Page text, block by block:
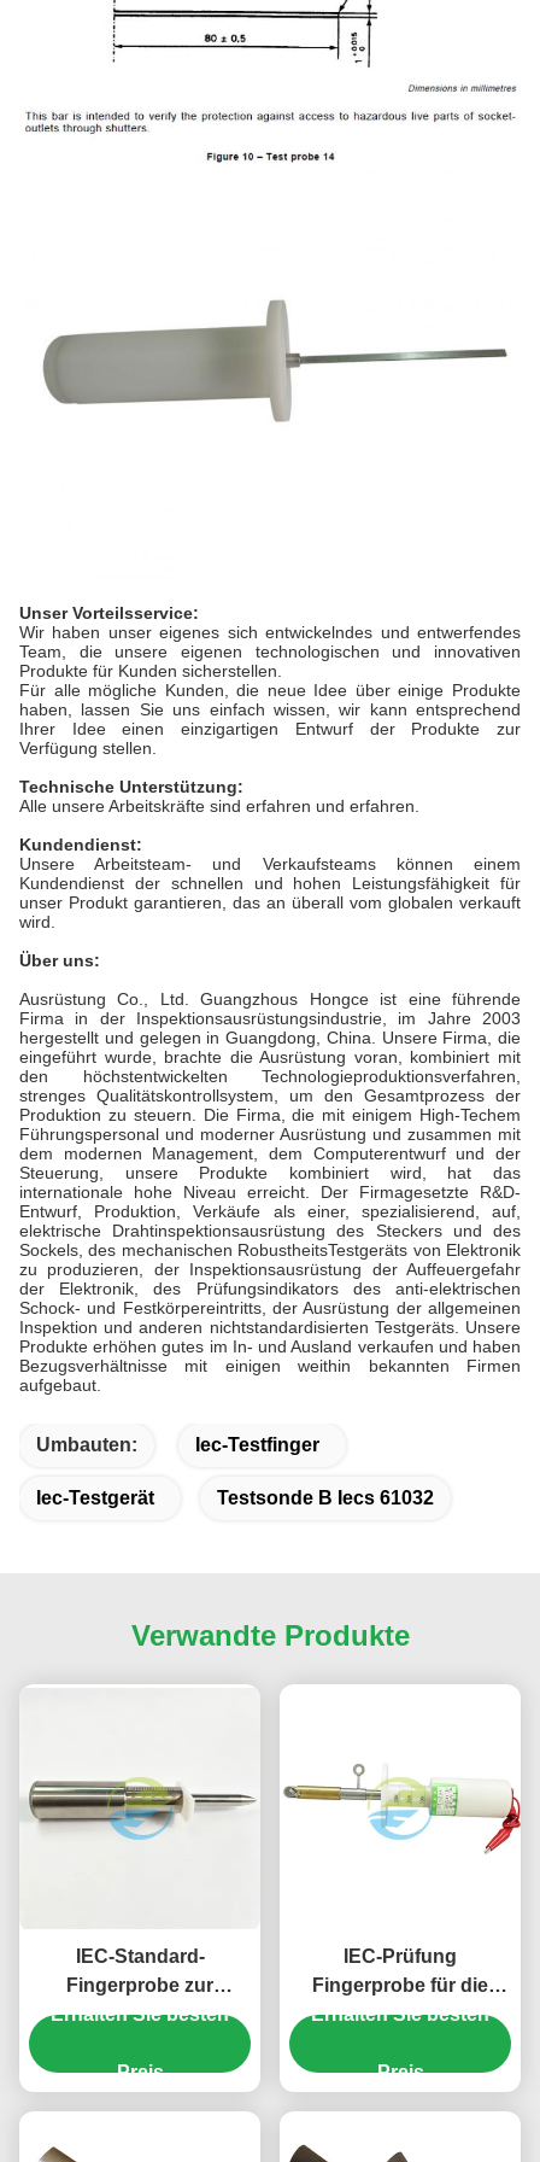
Unser Vorteilsservice:
Wir haben unser eigenes sich entwickelndes und entwerfendes
Team, die unsere eigenen technologischen und innovativen
Produkte für Kunden sicherstellen.
Für alle mögliche Kunden, die neue Idee über einige Produkte
haben, lassen Sie uns einfach wissen, wir kann entsprechend
Ihrer Idee einen einzigartigen Entwurf der Produkte zur
Verfügung stellen.
Technische Unterstützung:
Alle unsere Arbeitskräfte sind erfahren und erfahren.
Kundendienst:
Unsere Arbeitsteam- und Verkaufsteams können einem
Kundendienst der schnellen und hohen Leistungsfähigkeit für
unser Produkt garantieren, das an überall vom globalen verkauft
wird.
Über uns:
Ausrüstung Co., Ltd. Guangzhous Hongce ist eine führende
Firma in der Inspektionsausrüstungsindustrie, im Jahre 2003
hergestellt und gelegen in Guangdong, China. Unsere Firma, die
eingeführt wurde, brachte die Ausrüstung voran, kombiniert mit
den höchstentwickelten Technologieproduktionsverfahren,
strenges Qualitätskontrollsystem, um den Gesamtprozess der
Produktion zu steuern. Die Firma, die mit einigem High-Techem
Führungspersonal und moderner Ausrüstung und zusammen mit
dem modernen Management, dem Computerentwurf und der
Steuerung, unsere Produkte kombiniert wird, hat das
internationale hohe Niveau erreicht. Der Firmagesetzte R&D-
Entwurf, Produktion, Verkäufe als einer, spezialisierend, auf,
elektrische Drahtinspektionsausrüstung des Steckers und des
Sockels, des mechanischen RobustheitsTestgeräts von Elektronik
zu produzieren, der Inspektionsausrüstung der Auffeuergefahr
der Elektronik, des Prüfungsindikators des anti-elektrischen
Schock- und Festkörpereintritts, der Ausrüstung der allgemeinen
Inspektion und anderen nichtstandardisierten Testgeräts. Unsere
Produkte erhöhen gutes im In- und Ausland verkaufen und haben
Bezugsverhältnisse mit einigen weithin bekannten Firmen
aufgebaut.
Umbauten: Iec-Testfinger
Iec-Testgerät Testsonde B Iecs 61032
Verwandte Produkte
IEC-Standard-
Fingerprobe zur
Prüfung der
Festigkeit und des
Erhalten Sie besten
Preis
IEC-Prüfung
Fingerprobe für die
mechanische Festigkeit
Haushaltsgeräten
Erhalten Sie besten
Preis